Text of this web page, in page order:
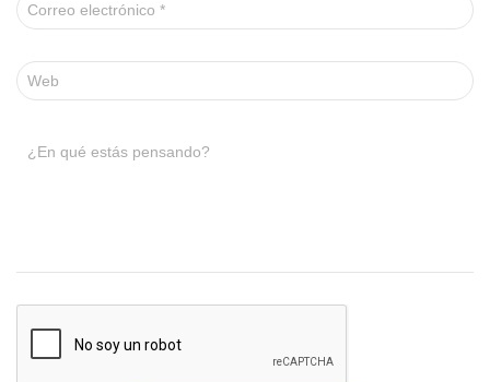
Correo electrónico *
Web
¿En qué estás pensando?